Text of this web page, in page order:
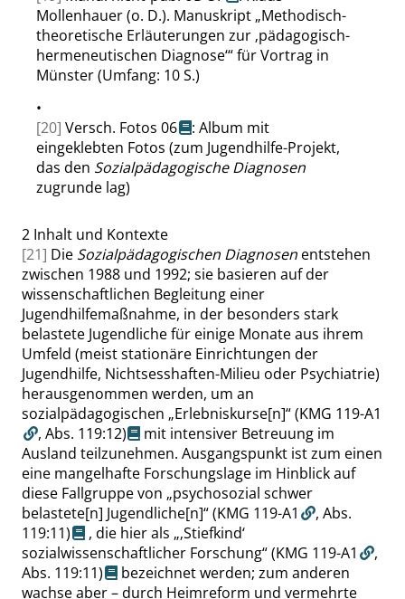
Mollenhauer (o. D.). Manuskript „Methodisch-
theoretische Erläuterungen zur ‚pädagogisch-
hermeneutischen Diagnose‘“für Vortrag in
Münster (Umfang: 10 S.)
•
[20] Versch. Fotos 06
: Album mit
eingeklebten Fotos (zum Jugendhilfe-Projekt,
das den Sozialpädagogische Diagnosen
zugrunde lag)
2 Inhalt und Kontexte
[21] Die Sozialpädagogischen Diagnosen entstehen
zwischen 1988 und 1992; sie basieren auf der
wissenschaftlichen Begleitung einer
Jugendhilfemaßnahme, in der besonders stark
belastete Jugendliche für einige Monate aus ihrem
Umfeld (meist stationäre Einrichtungen der
Jugendhilfe, Nichtsesshaften-Milieu oder Psychiatrie)
herausgenommen werden, um an
sozialpädagogischen „Erlebniskurse[n]“(KMG 119-A1
, Abs. 119:12)
mit intensiver Betreuung im
Ausland teilzunehmen. Ausgangspunkt ist zum einen
eine mangelhafte Forschungslage im Hinblick auf
diese Fallgruppe von „psychosozial schwer
belastete[n] Jugendliche[n]“(KMG 119-A1 , Abs.
119:11) , die hier als „‚Stiefkind‘
sozialwissenschaftlicher Forschung“(KMG 119-A1
,
Abs. 119:11)
bezeichnet werden; zum anderen
wachse aber – durch Heimreform und vermehrte